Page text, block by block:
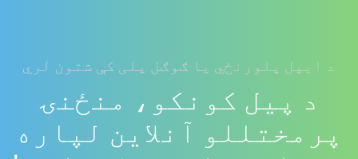
د ایپل پلورنځي یا ګوګل پلی کې شتون لري
د پیل کونکو، منځنۍ
پرمختللو آنلاین لپاره